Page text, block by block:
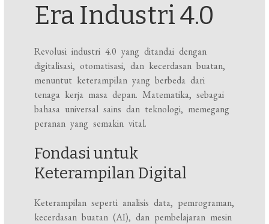
Era Industri 4.0
Revolusi industri 4.0 yang ditandai dengan
digitalisasi, otomatisasi, dan kecerdasan buatan,
menuntut keterampilan yang berbeda dari
tenaga kerja masa depan. Matematika, sebagai
bahasa universal sains dan teknologi, memegang
peranan yang semakin vital.
Fondasi untuk
Keterampilan Digital
Keterampilan seperti analisis data, pemrograman,
kecerdasan buatan (AI), dan pembelajaran mesin